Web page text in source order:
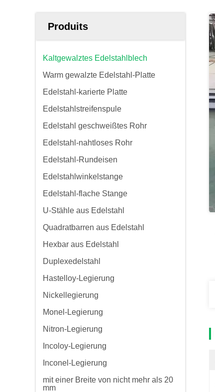
Produits
Kaltgewalztes Edelstahlblech
Warm gewalzte Edelstahl-Platte
Edelstahl-karierte Platte
Edelstahlstreifenspule
Edelstahl geschweißtes Rohr
Edelstahl-nahtloses Rohr
Edelstahl-Rundeisen
Edelstahlwinkelstange
Edelstahl-flache Stange
U-Stähle aus Edelstahl
Quadratbarren aus Edelstahl
Hexbar aus Edelstahl
Duplexedelstahl
Hastelloy-Legierung
Nickellegierung
Monel-Legierung
Nitron-Legierung
Incoloy-Legierung
Inconel-Legierung
mit einer Breite von nicht mehr als 20
mm